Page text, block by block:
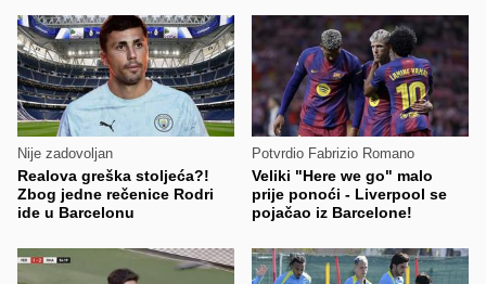
Nije zadovoljan
Realova greška stoljeća?!
Zbog jedne rečenice Rodri
ide u Barcelonu
Potvrdio Fabrizio Romano
Veliki "Here we go" malo
prije ponoći - Liverpool se
pojačao iz Barcelone!